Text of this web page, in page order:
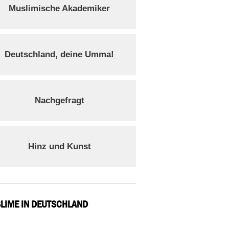
Muslimische Akademiker
Deutschland, deine Umma!
Nachgefragt
Hinz und Kunst
IN DEUTSCHLAND